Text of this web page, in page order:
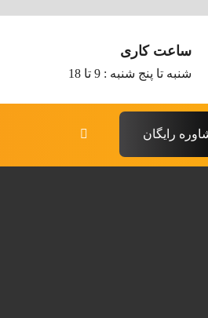
ساعت کاری
شنبه تا پنج شنبه : 9 تا 18
رایگان